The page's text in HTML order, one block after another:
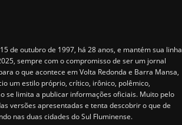
de outubro de 1997, há 28 anos, e mantém sua linha
sempre com o compromisso de ser um jornal
o que acontece em Volta Redonda e Barra Mansa,
um estilo próprio, crítico, irônico, polêmico,
se limita a publicar informações oficiais. Muito pelo
versões apresentadas e tenta descobrir o que de
nas duas cidades do Sul Fluminense.